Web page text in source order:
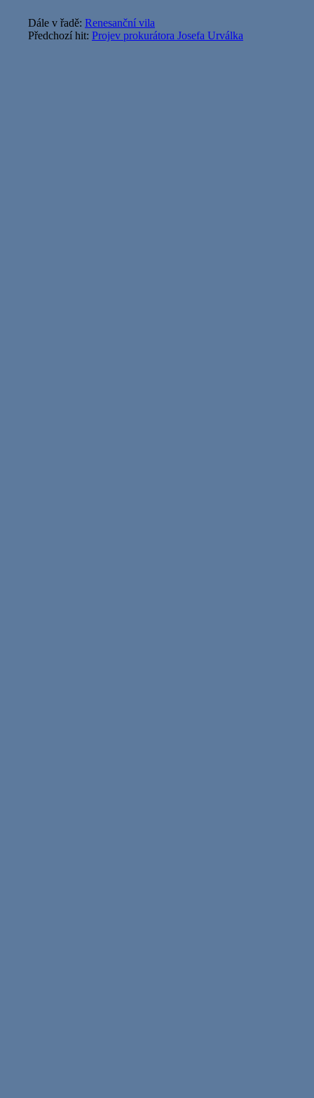
Dále v řadě: Renesanční vila
Předchozí hit: Projev prokurátora Josefa Urválka